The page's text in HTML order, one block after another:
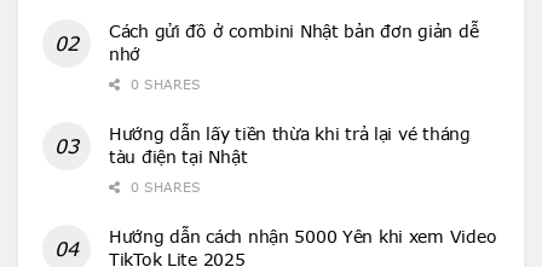
Cách gửi đồ ở combini Nhật bản đơn giản dễ
nhớ
0 SHARES
Hướng dẫn lấy tiền thừa khi trả lại vé tháng
tàu điện tại Nhật
0 SHARES
Hướng dẫn cách nhận 5000 Yên khi xem Video
TikTok Lite 2025